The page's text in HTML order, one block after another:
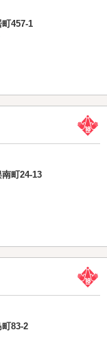
457-1
町24-13
83-2